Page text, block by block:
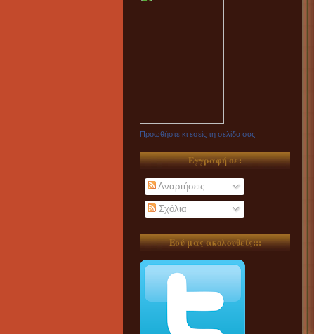
Προωθήστε κι εσείς τη σελίδα σας
Εγγραφή σε:
Αναρτήσεις
Σχόλια
Εσύ μας ακολουθείς:::